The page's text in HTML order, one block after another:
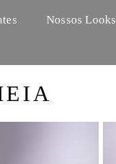
Nossos Looks